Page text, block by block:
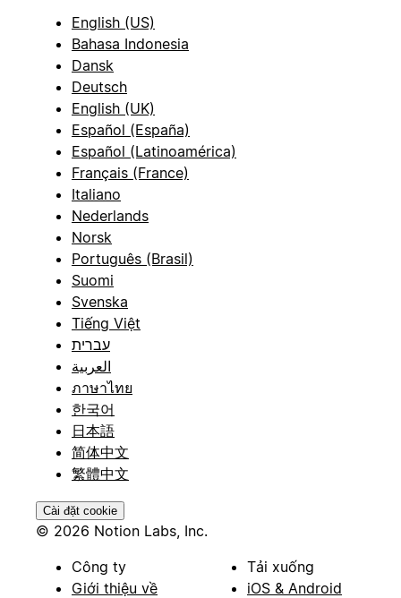
English (US)
Bahasa Indonesia
Dansk
Deutsch
English (UK)
Español (España)
Español (Latinoamérica)
Français (France)
Italiano
Nederlands
Norsk
Português (Brasil)
Suomi
Svenska
Tiếng Việt
עברית
العربية
ภาษาไทย
한국어
日本語
简体中文
繁體中文
Cài đặt cookie
© 2026 Notion Labs, Inc.
Công ty
Giới thiệu về
Tải xuống
iOS & Android